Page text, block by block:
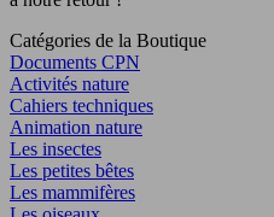
Catégories de la Boutique
Documents CPN
Activités nature
Cahiers techniques
Animation nature
Les insectes
Les petites bêtes
Les mammifères